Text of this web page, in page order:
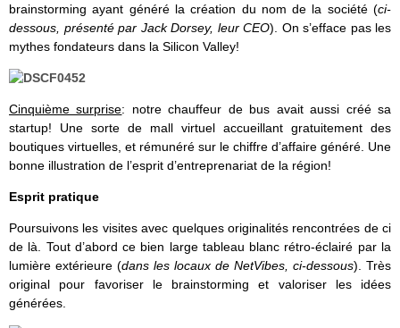
brainstorming ayant généré la création du nom de la société (ci-
dessous, présenté par Jack Dorsey, leur CEO). On s’efface pas les
mythes fondateurs dans la Silicon Valley!
Cinquième surprise: notre chauffeur de bus avait aussi créé sa
startup! Une sorte de mall virtuel accueillant gratuitement des
boutiques virtuelles, et rémunéré sur le chiffre d’affaire généré. Une
bonne illustration de l’esprit d’entreprenariat de la région!
Esprit pratique
Poursuivons les visites avec quelques originalités rencontrées de ci
de là. Tout d’abord ce bien large tableau blanc rétro-éclairé par la
lumière extérieure (dans les locaux de NetVibes, ci-dessous). Très
original pour favoriser le brainstorming et valoriser les idées
générées.